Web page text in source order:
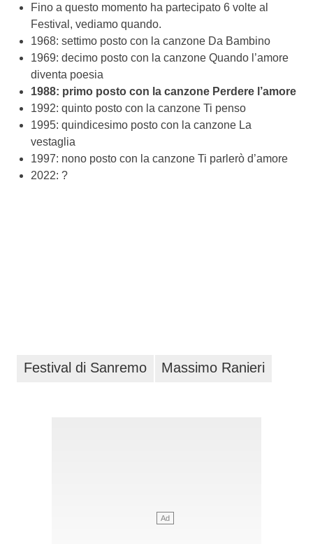
Fino a questo momento ha partecipato 6 volte al
Festival, vediamo quando.
1968: settimo posto con la canzone Da Bambino
1969: decimo posto con la canzone Quando l’amore
diventa poesia
1988: primo posto con la canzone Perdere l’amore
1992: quinto posto con la canzone Ti penso
1995: quindicesimo posto con la canzone La
vestaglia
1997: nono posto con la canzone Ti parlerò d’amore
2022: ?
Festival di Sanremo Massimo Ranieri